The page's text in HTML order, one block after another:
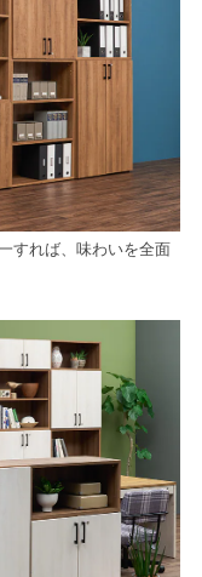
すれば、味わいを全面